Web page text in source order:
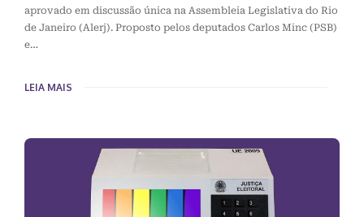
aprovado em discussão única na Assembleia Legislativa do Rio
de Janeiro (Alerj). Proposto pelos deputados Carlos Minc (PSB)
e…
LEIA MAIS